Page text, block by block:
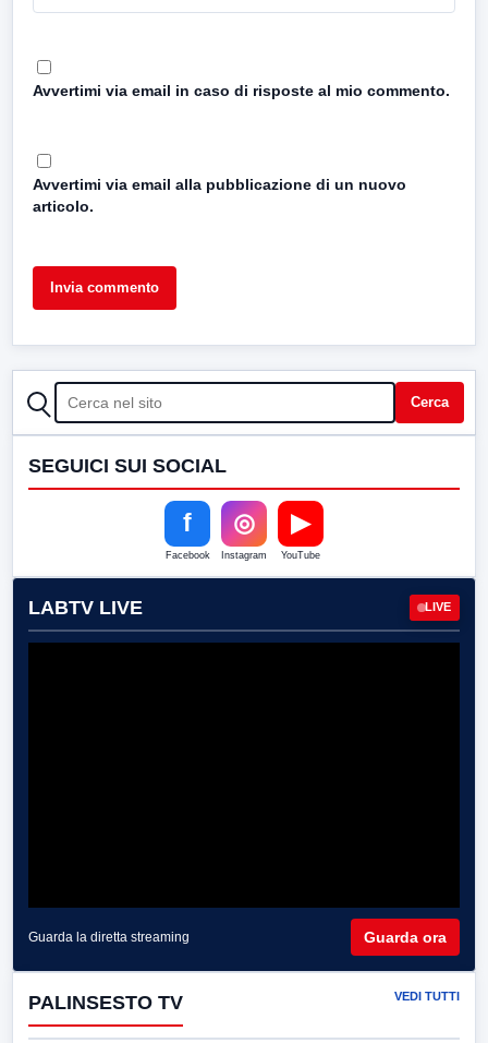
Avvertimi via email in caso di risposte al mio commento.
Avvertimi via email alla pubblicazione di un nuovo
articolo.
CERCA Cerca
SEGUICI SUI SOCIAL
f
Facebook
◎
Instagram
▶
YouTube
LABTV LIVE LIVE
Guarda la diretta streaming Guarda ora
PALINSESTO TV VEDI TUTTI